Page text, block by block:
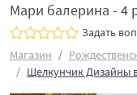
Мари балерина - 4
Задать
Магазин
Щелкунчик Дизайны